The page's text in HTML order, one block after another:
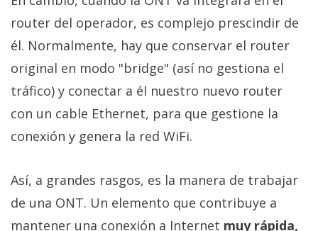
router del operador, es complejo prescindir de
él. Normalmente, hay que conservar el router
original en modo "bridge" (así no gestiona el
tráfico) y conectar a él nuestro nuevo router
con un cable Ethernet, para que gestione la
conexión y genera la red WiFi.
Así, a grandes rasgos, es la manera de trabajar
de una ONT. Un elemento que contribuye a
mantener una conexión a Internet muy rápida,